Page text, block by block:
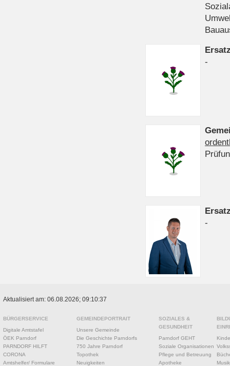
-
-
Aktualisiert am: 06.08.2026; 09:10:37
BÜRGERSERVICE
Digitale Amtstafel
ÖEK Parndorf
PARNDORF HILFT
CORONA
Amtshelfer/ Formulare
GEMEINDEPORTRAIT
Unsere Gemeinde
Die Geschichte Parndorfs
750 Jahre Parndorf
Topothek
Neuigkeiten
SOZIALES &
GESUNDHEIT
Parndorf GEHT
Soziale Organisationen
Pflege und Betreuung
Apotheke